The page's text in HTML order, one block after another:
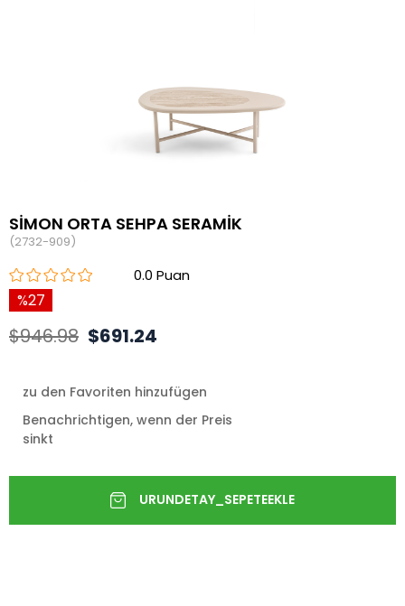
SİMON ORTA SEHPA SERAMİK
(2732-909)
0.0
27
$946.98 $691.24
zu den Favoriten hinzufügen
Benachrichtigen, wenn der Preis
sinkt